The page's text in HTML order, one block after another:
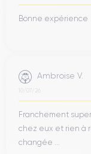
Bonne expérience
Ambroise V.
10/07/26
Franchement
chez eux et rien à
changée ...